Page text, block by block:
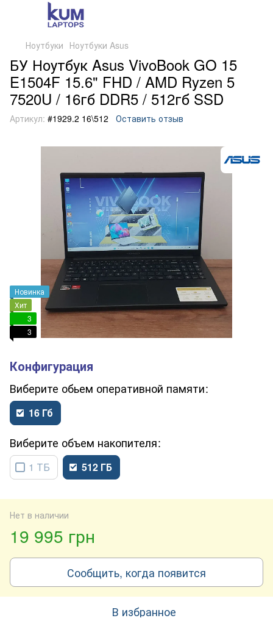
Ноутбуки Ноутбуки Asus
БУ Ноутбук Asus VivoBook GO 15
E1504F 15.6" FHD / AMD Ryzen 5
7520U / 16гб DDR5 / 512гб SSD
Артикул: #1929.2 16\512 Оставить отзыв
Новинка
Хит
3
3
обьем оперативной памяти
16 Гб
объем накопителя
1 ТБ 512 ГБ
Нет в наличии
19 995 грн
Сообщить, когда появится
В избранное